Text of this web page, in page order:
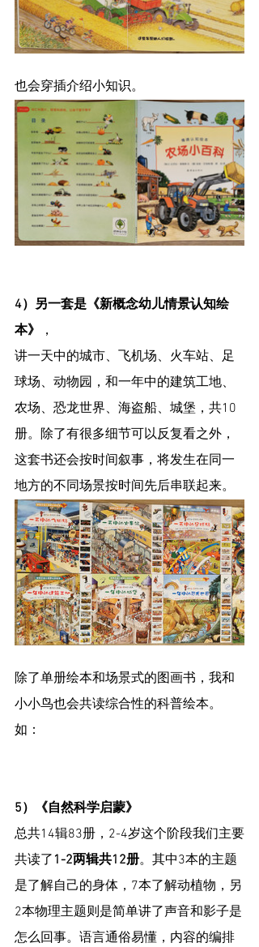
也会穿插介绍小知识。
4）另一套是《新概念幼儿情景认知绘
本》
，
讲一天中的城市、飞机场、火车站、足
球场、动物园，和一年中的建筑工地、
农场、恐龙世界、海盗船、城堡，共10
册。除了有很多细节可以反复看之外，
这套书还会按时间叙事，将发生在同一
地方的不同场景按时间先后串联起来。
除了单册绘本和场景式的图画书，我和
小小鸟也会共读综合性的科普绘本。
如：
5）《自然科学启蒙》
总共14辑83册，2-4岁这个阶段我们主要
共读了 1-2两辑共12册。其中3本的主题
是了解自己的身体，7本了解动植物，另
2本物理主题则是简单讲了声音和影子是
怎么回事。语言通俗易懂，内容的编排